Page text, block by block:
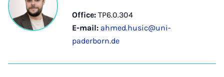
Office: TP6.0.304
E-mail: ahmed.husic@uni-
paderborn.de